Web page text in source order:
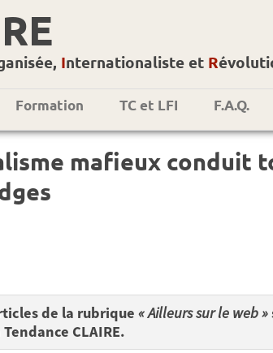
Internationaliste et R
Formation TC et LFI F.A.Q.
mafieux conduit
de la rubrique « Ailleurs sur le web »
CLAIRE.